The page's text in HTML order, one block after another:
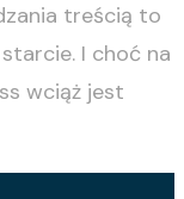
treścią to
I choć na
wciąż jest